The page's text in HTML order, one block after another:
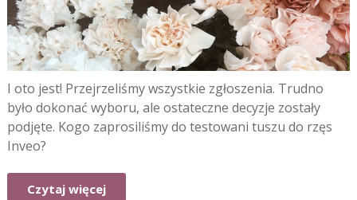
I oto jest! Przejrzeliśmy wszystkie zgłoszenia. Trudno
było dokonać wyboru, ale ostateczne decyzje zostały
podjęte. Kogo zaprosiliśmy do testowani tuszu do rzęs
Inveo?
Czytaj więcej